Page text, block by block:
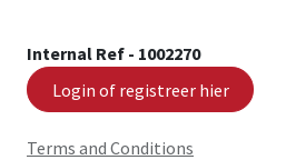
Internal Ref - 1002270
Login of registreer hier
Terms and Conditions